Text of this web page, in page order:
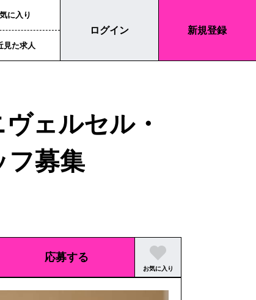
に入り
見た求人
ログイン 新規登録
ェルセル・
フ募集
応募する
お気に入り